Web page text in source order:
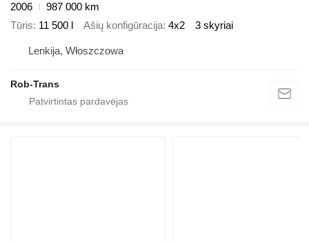
2006
987 000 km
Tūris 11 500 l Ašių konfigūracija 4x2 3 skyriai
Lenkija, Włoszczowa
Rob-Trans